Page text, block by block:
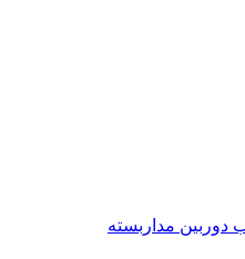
دوربین مداربسته